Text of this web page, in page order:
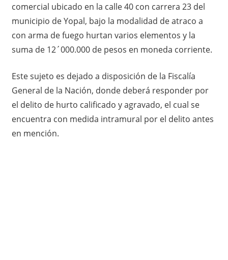
comercial ubicado en la calle 40 con carrera 23 del
municipio de Yopal, bajo la modalidad de atraco a
con arma de fuego hurtan varios elementos y la
suma de 12´000.000 de pesos en moneda corriente.
Este sujeto es dejado a disposición de la Fiscalía
General de la Nación, donde deberá responder por
el delito de hurto calificado y agravado, el cual se
encuentra con medida intramural por el delito antes
en mención.